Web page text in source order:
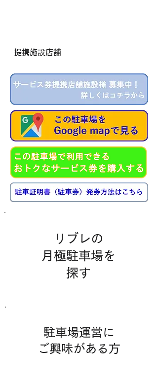
提携施設店舗
リブレの
月極駐車場を
​探す
駐車場運営に
​ご興味がある方